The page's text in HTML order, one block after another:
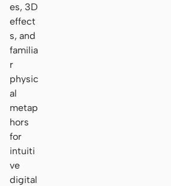
es, 3D
effect
s, and
familia
r
physic
al
metap
hors
for
intuiti
ve
digital